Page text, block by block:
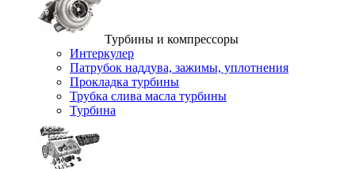
Турбины и компрессоры
Интеркулер
Патрубок наддува, зажимы, уплотнения
Прокладка турбины
Трубка слива масла турбины
Турбина